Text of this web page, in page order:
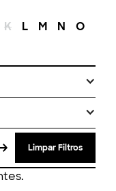
K L M N O
Limpar Filtros